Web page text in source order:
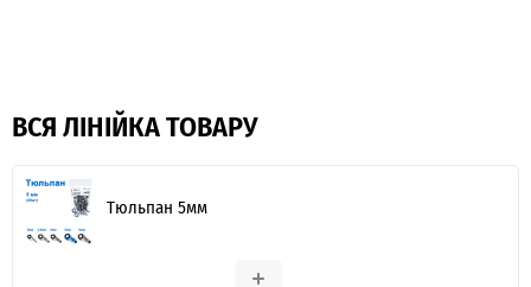
ВСЯ ЛІНІЙКА ТОВАРУ
Тюльпан 5мм